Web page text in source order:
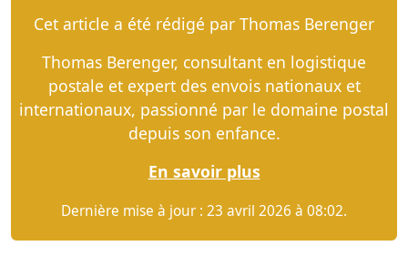
Cet article a été rédigé par Thomas Berenger
Thomas Berenger, consultant en logistique
postale et expert des envois nationaux et
internationaux, passionné par le domaine postal
depuis son enfance.
En savoir plus
Dernière mise à jour : 23 avril 2026 à 08:02.